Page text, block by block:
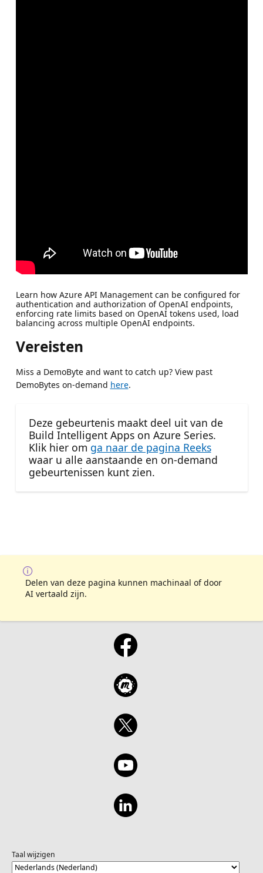
Learn how Azure API Management can be configured for
authentication and authorization of OpenAI endpoints,
enforcing rate limits based on OpenAI tokens used, load
balancing across multiple OpenAI endpoints.
Vereisten
Miss a DemoByte and want to catch up? View past
DemoBytes on-demand here.
Deze gebeurtenis maakt deel uit van de
Build Intelligent Apps on Azure Series.
Klik hier om ga naar de pagina Reeks
waar u alle aanstaande en on-demand
gebeurtenissen kunt zien.
Delen van deze pagina kunnen machinaal of door
AI vertaald zijn.
Taal wijzigen